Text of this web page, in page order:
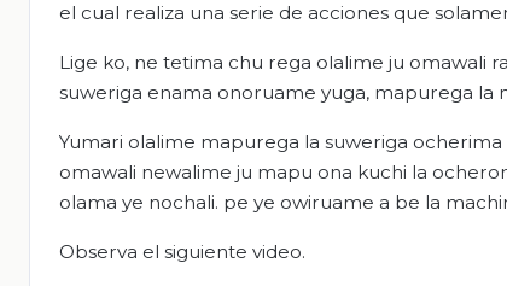
el cual realiza una serie de acciones que
Lige ko, ne tetima chu rega olalime ju omawali
suweriga enama onoruame yuga, mapurega la
Yumari olalime mapurega la suweriga
omawali newalime ju mapu ona kuchi la
olama ye nochali. pe ye owiruame a be la
Observa el siguiente video.